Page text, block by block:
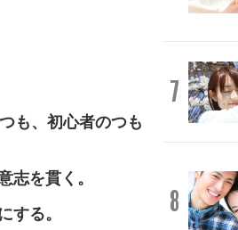
も、初心者のつも
志を貫く。
する。
7
8